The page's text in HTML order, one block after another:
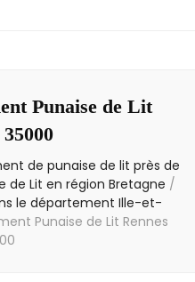
Punaise de Lit
de punaise de lit près de
de Lit en région Bretagne /
le département Ille-et-
Punaise de Lit Rennes